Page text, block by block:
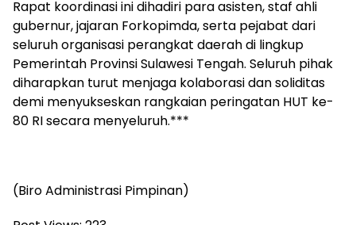
Rapat koordinasi ini dihadiri para asisten, staf ahli
gubernur, jajaran Forkopimda, serta pejabat dari
seluruh organisasi perangkat daerah di lingkup
Pemerintah Provinsi Sulawesi Tengah. Seluruh pihak
diharapkan turut menjaga kolaborasi dan soliditas
demi menyukseskan rangkaian peringatan HUT ke-
80 RI secara menyeluruh.***
(Biro Administrasi Pimpinan)